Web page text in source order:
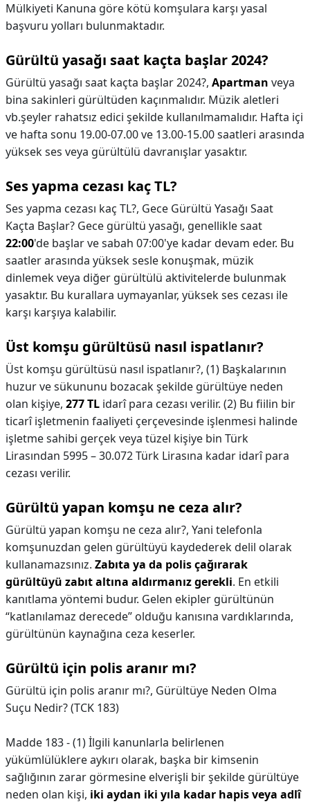
Mülkiyeti Kanuna göre kötü komşulara karşı yasal
başvuru yolları bulunmaktadır.
Gürültü yasağı saat kaçta başlar 2024?
Gürültü yasağı saat kaçta başlar 2024?, Apartman veya
bina sakinleri gürültüden kaçınmalıdır. Müzik aletleri
vb.şeyler rahatsız edici şekilde kullanılmamalıdır. Hafta içi
ve hafta sonu 19.00-07.00 ve 13.00-15.00 saatleri arasında
yüksek ses veya gürültülü davranışlar yasaktır.
Ses yapma cezası kaç TL?
Ses yapma cezası kaç TL?, Gece Gürültü Yasağı Saat
Kaçta Başlar? Gece gürültü yasağı, genellikle saat
22:00'de başlar ve sabah 07:00'ye kadar devam eder. Bu
saatler arasında yüksek sesle konuşmak, müzik
dinlemek veya diğer gürültülü aktivitelerde bulunmak
yasaktır. Bu kurallara uymayanlar, yüksek ses cezası ile
karşı karşıya kalabilir.
Üst komşu gürültüsü nasıl ispatlanır?
Üst komşu gürültüsü nasıl ispatlanır?, (1) Başkalarının
huzur ve sükununu bozacak şekilde gürültüye neden
olan kişiye, 277 TL idarî para cezası verilir. (2) Bu fiilin bir
ticarî işletmenin faaliyeti çerçevesinde işlenmesi halinde
işletme sahibi gerçek veya tüzel kişiye bin Türk
Lirasından 5995 – 30.072 Türk Lirasına kadar idarî para
cezası verilir.
Gürültü yapan komşu ne ceza alır?
Gürültü yapan komşu ne ceza alır?, Yani telefonla
komşunuzdan gelen gürültüyü kaydederek delil olarak
kullanamazsınız. Zabıta ya da polis çağırarak
gürültüyü zabıt altına aldırmanız gerekli. En etkili
kanıtlama yöntemi budur. Gelen ekipler gürültünün
“katlanılamaz derecede” olduğu kanısına vardıklarında,
gürültünün kaynağına ceza keserler.
Gürültü için polis aranır mı?
Gürültü için polis aranır mı?, Gürültüye Neden Olma
Suçu Nedir? (TCK 183)
Madde 183 - (1) İlgili kanunlarla belirlenen
yükümlülüklere aykırı olarak, başka bir kimsenin
sağlığının zarar görmesine elverişli bir şekilde gürültüye
neden olan kişi, iki aydan iki yıla kadar hapis veya adlî